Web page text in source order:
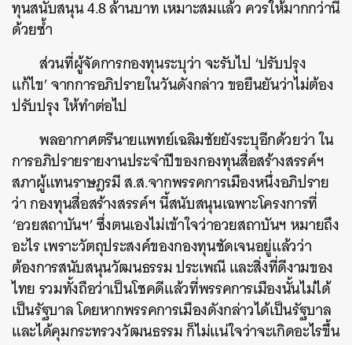
ทุนสนับสนุน 4.8 ล้านบาท เหมาะสมแล้ว ควรให้มากกว่านี้
ด้วยซ้ำ
ส่วนที่ผู้จัดการกองทุนระบุว่า จะรับไป ‘ปรับปรุง
แก้ไข’ จากการอภิปรายในวันดังกล่าว ขอยืนยันว่าไม่ต้อง
ปรับปรุง ให้ทำต่อไป
พลอากาศตรีนายแพทย์เฉลิมชัยยังระบุอีกด้วยว่า ใน
การอภิปรายรายงานประจำปีของกองทุนสื่อสร้างสรรค์ฯ
สภาผู้แทนราษฎรมี ส.ส.จากพรรคการเมืองหนึ่งอภิปราย
ว่า กองทุนสื่อสร้างสรรค์ฯ นี้สนับสนุนเฉพาะโครงการที่
‘อวยสถาบันฯ’ ซึ่งตนเองไม่เข้าใจว่าอวยสถาบันฯ หมายถึง
อะไร เพราะวัตถุประสงค์ของกองทุนชัดเจนอยู่แล้วว่า
ต้องการสนับสนุนวัฒนธรรม ประเพณี และสิ่งที่ดีงามของ
ไทย รวมทั้งถือว่าเป็นโชคดีแล้วที่พรรคการเมืองนั้นไม่ได้
เป็นรัฐบาล โดยหากพรรคการเมืองดังกล่าวได้เป็นรัฐบาล
และได้คุมกระทรวงวัฒนธรรม ก็ไม่แน่ใจว่าจะเกิดอะไรขึ้น